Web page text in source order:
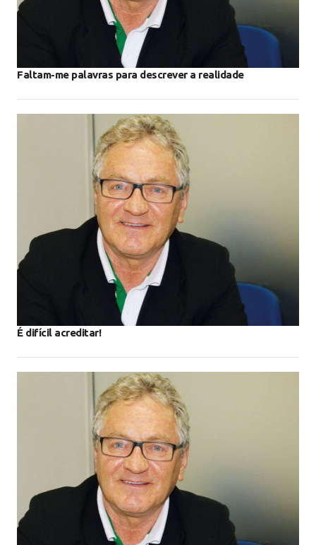
Faltam-me palavras para descrever a realidade
É difícil acreditar!